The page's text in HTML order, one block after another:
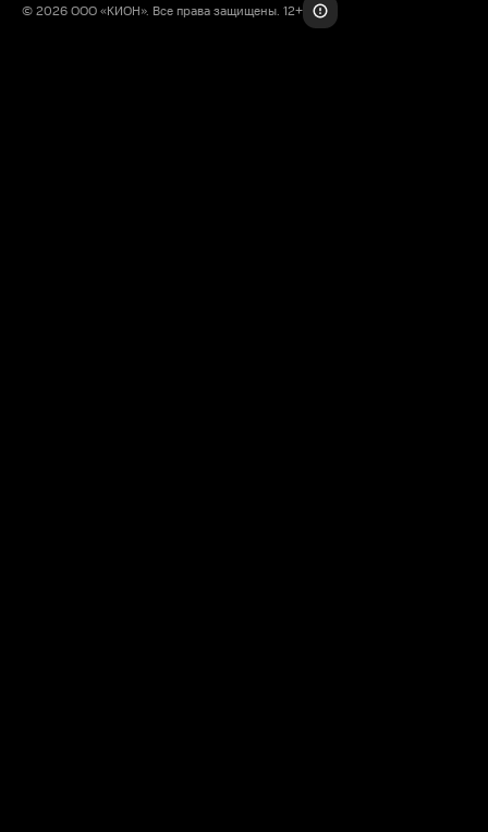
© 2026 ООО «КИОН». Все права защищены. 12+